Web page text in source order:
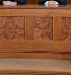
- 1 Ca 5468/26
- 1 Ca 3913/26